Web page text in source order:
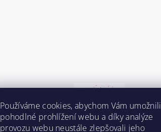
Používáme cookies, abychom Vám umožnili
pohodlné prohlížení webu a díky analýze
provozu webu neustále zlepšovali jeho